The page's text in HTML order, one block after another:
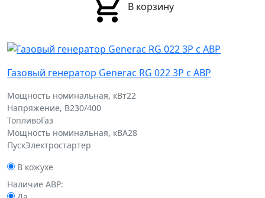
В корзину
Газовый генератор Generac RG 022 3P с АВР
Мощность номинальная, кВт22
Напряжение, В230/400
ТопливоГаз
Мощность номинальная, кВА28
ПускЭлектростартер
В кожухе
Наличие АВР: